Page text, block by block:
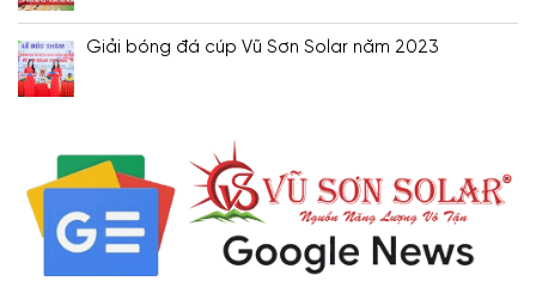
Giải bóng đá cúp Vũ Sơn Solar năm 2023